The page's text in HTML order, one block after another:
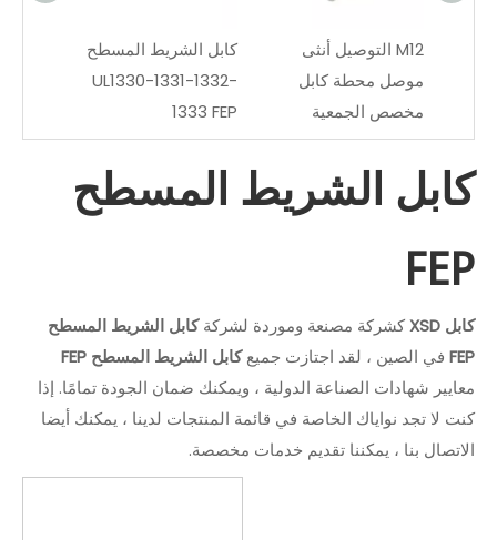
كابل الشريط المسطح
UL1330-1331-1332-
1333 FEP
M12 التوصيل أنثى
موصل محطة كابل
مخصص الجمعية
كابل الشريط المسطح
FEP
كابل XSD كشركة مصنعة وموردة لشركةكابل الشريط المسطح
FEP في الصين ، لقد اجتازت جميعكابل الشريط المسطح FEP
معايير شهادات الصناعة الدولية ، ويمكنك ضمان الجودة تمامًا. إذا
كنت لا تجد نواياك الخاصة في قائمة المنتجات لدينا ، يمكنك أيضا
الاتصال بنا ، يمكننا تقديم خدمات مخصصة.